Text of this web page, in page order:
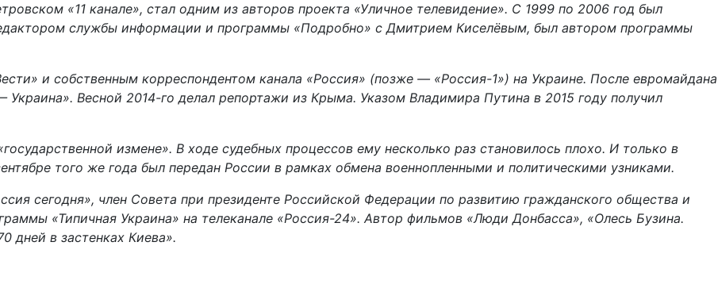
«11 канале», стал одним из авторов проекта «Уличное телевидение». С 1999 по 2006 год был
службы информации и программы «Подробно» с Дмитрием Киселёвым, был автором программы
и собственным корреспондентом канала «Россия» (позже — «Россия-1») на Украине. После евромайдана
Весной 2014-го делал репортажи из Крыма. Указом Владимира Путина в 2015 году получил
измене». В ходе судебных процессов ему несколько раз становилось плохо. И только в
того же года был передан России в рамках обмена военнопленными и политическими узниками.
сегодня», член Совета при президенте Российской Федерации по развитию гражданского общества и
«Типичная Украина» на телеканале «Россия-24». Автор фильмов «Люди Донбасса», «Олесь Бузина.
дней в застенках Киева».